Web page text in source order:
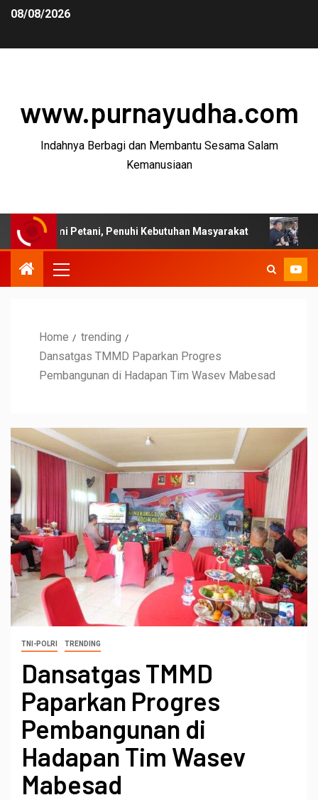
08/08/2026
www.purnayudha.com
Indahnya Berbagi dan Membantu Sesama Salam
Kemanusiaan
Petani, Penuhi Kebutuhan Masyarakat Bupati Garut:
Home
trending
Dansatgas TMMD Paparkan Progres
Pembangunan di Hadapan Tim Wasev Mabesad
TNI-POLRI TRENDING
Dansatgas TMMD
Paparkan Progres
Pembangunan di
Hadapan Tim Wasev
Mabesad